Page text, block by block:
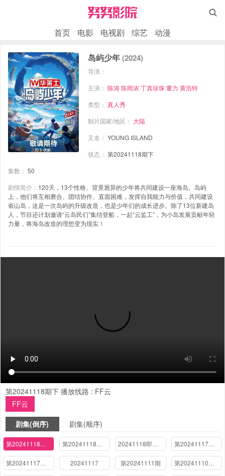

首页 电影 电视剧 综艺 动漫
岛屿少年(2024)
导演：
主演：陈涛 陈雨浓 丁真珍珠 董力 黄浩特
类型：真人秀
制片国家/地区： 大陆
又名：YOUNG ISLAND
状态：第20241118期下
集数： 50
剧情简介： 120天，13个性格、背景迥异的少年将共同建设一座海岛。岛屿
上，他们将互相磨合、团结协作、直面困难，发挥自我能力与价值，共同建设
嵛山岛，这是一次岛屿的升级改造，也是少年们的成长进步。除了13位新建岛
人，节目还计划邀请“云岛民们”集结登船，一起“云监工”，为小岛发展贡献年轻
力量，将海岛改造的理想变为现实！
第20241118期下 播放线路 : FF云
FF云
剧集(倒序)
剧集(顺序)
第20241118期下 第20241117期下
20241117 第20241111期